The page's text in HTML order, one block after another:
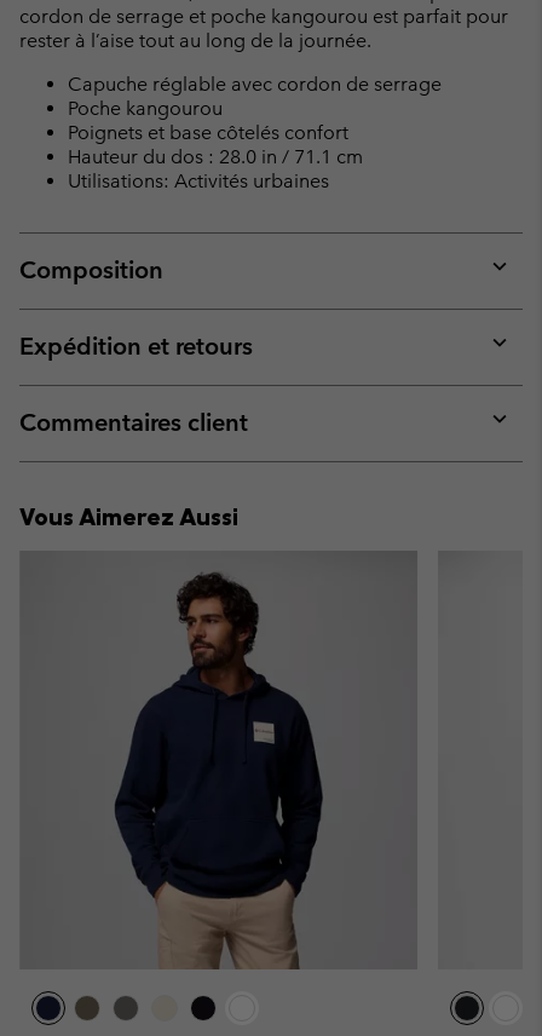
cordon de serrage et poche kangourou est parfait pour
rester à l’aise tout au long de la journée.
Capuche réglable avec cordon de serrage
Poche kangourou
Poignets et base côtelés confort
Hauteur du dos : 28.0 in / 71.1 cm
Utilisations: Activités urbaines
Composition
or
Expédition et retours
or
Commentaires client
or
Vous Aimerez Aussi